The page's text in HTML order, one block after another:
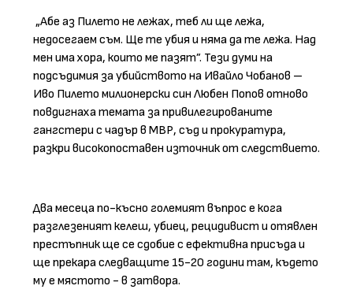
„Абе аз Пилето не лежах, теб ли ще лежа,
недосегаем съм. Ще те убия и няма да те лежа. Над
мен има хора, които ме пазят”. Тези думи на
подсъдимия за убийството на Ивайло Чобанов –
Иво Пилето милионерски син Любен Попов отново
повдигнаха темата за привилегированите
гангстери с чадър в МВР, съд и прокуратура,
разкри високопоставен източник от следствието.
Два месеца по-късно големият въпрос е кога
разглезеният келеш, убиец, рецидивист и отявлен
престъпник ще се сдобие с ефективна присъда и
ще прекара следващите 15-20 години там, където
му е мястото - в затвора.